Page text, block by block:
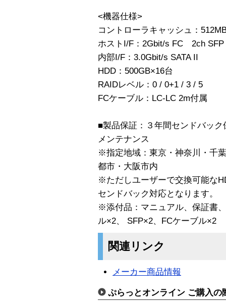
<機器仕様>
コントローラキャッシュ：
ホストI/F：2Gbit/s FC 2ch SFP
内部I/F：3.0Gbit/s SATA II
HDD：500GB×16台
RAIDレベル：0 / 0+1 / 3 / 5
FCケーブル：LC-LC 2m付属
■製品保証：３年間センドバッ
メンテナンス
※指定地域：東京・神奈川・千
都市・大阪市内
※ただしユーザーで交換可能な
センドバック対応となります。
※添付品：マニュアル、保証書
ル×2、 SFP×2、FCケーブル×2
関連リンク
メーカー商品情報
ぷらっとオンライン ご購入の